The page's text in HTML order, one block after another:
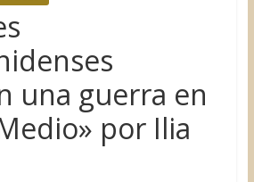
una guerra en
por Ilia